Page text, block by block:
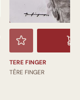
TERE FINGER
TÊRE FINGER